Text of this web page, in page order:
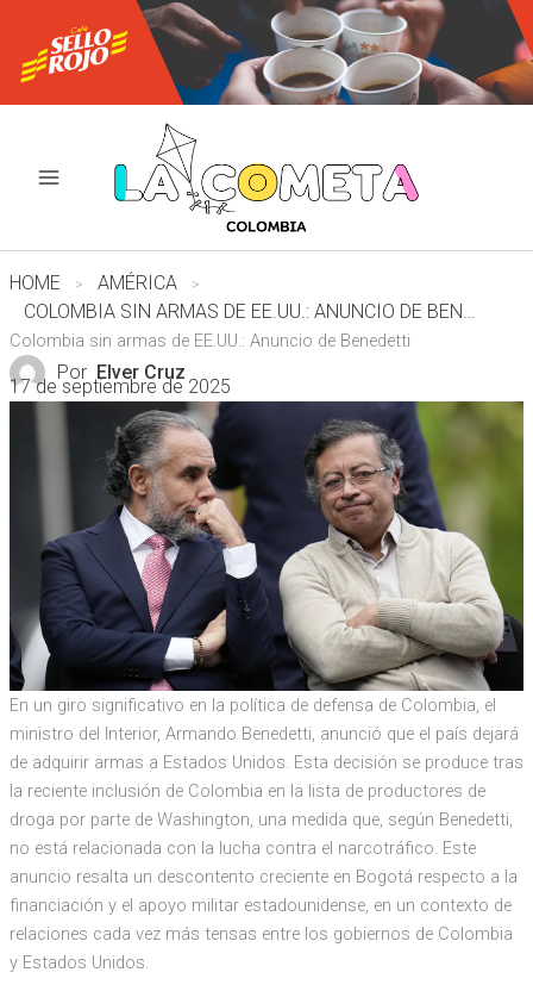
contenido
HOME
AMÉRICA
COLOMBIA SIN ARMAS DE EE.UU.: ANUNCIO DE BENEDETTI
Colombia sin armas de EE.UU.: Anuncio de Benedetti
Por Elver Cruz
17 de septiembre de 2025
En un giro significativo en la política de defensa de Colombia, el
ministro del Interior, Armando Benedetti, anunció que el país dejará
de adquirir armas a Estados Unidos. Esta decisión se produce tras
la reciente inclusión de Colombia en la lista de productores de
droga por parte de Washington, una medida que, según Benedetti,
no está relacionada con la lucha contra el narcotráfico. Este
anuncio resalta un descontento creciente en Bogotá respecto a la
financiación y el apoyo militar estadounidense, en un contexto de
relaciones cada vez más tensas entre los gobiernos de Colombia
y Estados Unidos.